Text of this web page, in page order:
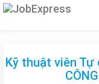
Kỹ thuật viên Tự